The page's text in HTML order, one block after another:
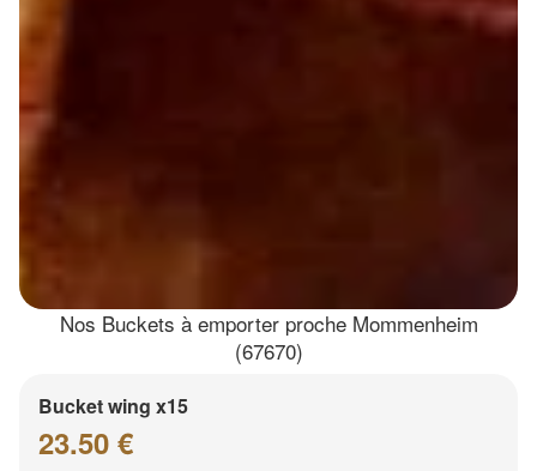
Nos Buckets à emporter proche Mommenheim
(67670)
Bucket wing x15
23.50 €